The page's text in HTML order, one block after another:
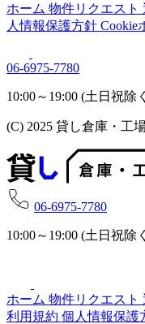
ホーム 物件リクエスト
人情報保護方針 Cookie
06-6975-7780
10:00～19:00 (土日祝除
(C) 2025 貸し倉庫・工
06-6975-7780
10:00～19:00 (土日祝除
ホーム 物件リクエスト
利用規約 個人情報保護